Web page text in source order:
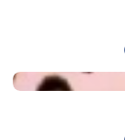
PS2-filmpjes